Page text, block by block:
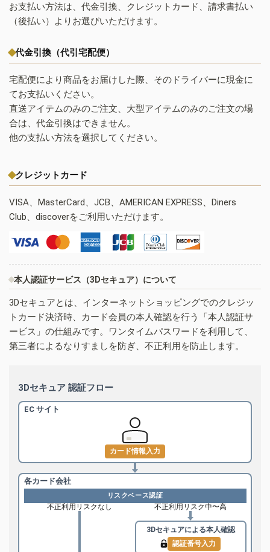
お支払い方法は、代金引換、クレジットカード、請求書払い
（後払い）よりお選びいただけます。
代金引換（代引宅配便）
宅配便により商品をお届けした際、そのドライバーに現金に
てお支払いください。
直送アイテムのみのご注文、大型アイテムのみのご注文の場
合は、代金引換はできません。
他の支払い方法を選択してください。
クレジットカード
VISA、MasterCard、JCB、AMERICAN EXPRESS、Diners
Club、discoverをご利用いただけます。
本人認証サービス（3Dセキュア）について
3Dセキュアとは、インターネットショッピングでのクレジッ
トカード決済時、カード会員の本人確認を行う「本人認証サ
ービス」の仕組みです。ワンタイムパスワードを利用して、
第三者によるなりすましを防ぎ、不正利用を防止します。
3Dセキュア 認証フロー
EC サイト
カード情報入力
各カード会社
リスクベース認証
不正利用リスクなし 不正利用リスク中〜高
3Dセキュアによる本人確認
認証番号入力